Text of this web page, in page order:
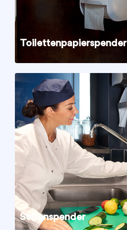
Toilettenpapierspender
Seifenspender